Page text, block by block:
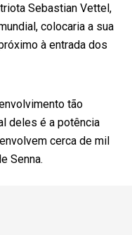
Sebastian Vettel,
colocaria a sua
à entrada dos
tão
deles é a potência
cerca de mil
Senna.